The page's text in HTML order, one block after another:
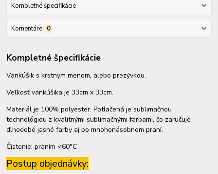
Kompletné špecifikácie
Komentáre 0
Kompletné špecifikácie
Vankúšik s krstným menom, alebo prezývkou.
Veľkosť vankúšika je 33cm x 33cm.
Materiál je 100% polyester. Potlačená je sublimačnou
technológiou z kvalitnými sublimačnými farbami, čo zaručuje
dlhodobé jasné farby aj po mnohonásobnom praní.
Čistenie: praním <60°C
Postup objednávky: